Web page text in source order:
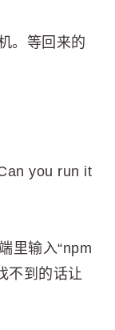
。等回来的
you run it
里输入“npm
不到的话让